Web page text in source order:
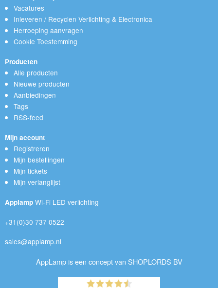
Vacatures
Inleveren / Recyclen Verlichting & Electronica
Herroeping aanvragen
Cookie Toestemming
Producten
Alle producten
Nieuwe producten
Aanbiedingen
Tags
RSS-feed
Mijn account
Registreren
Mijn bestellingen
Mijn tickets
Mijn verlanglijst
Applamp Wi-Fi LED verlichting
+31(0)30 737 0522
sales@applamp.nl
AppLamp is een concept van SHOPLORDS BV